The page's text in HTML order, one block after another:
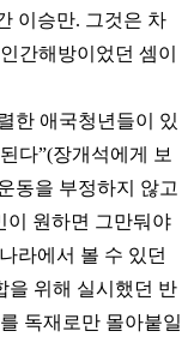
이승만. 그것은 차
간해방이었던 셈이
한 애국청년들이 있
다”(장개석에게 보
동을 부정하지 않고
이 원하면 그만둬야
라에서 볼 수 있던
을 위해 실시했던 반
독재로만 몰아붙일